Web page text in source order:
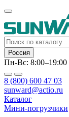
Россия
Пн-Вс: 8:00–19:00
8 (800) 600 47 03
sunward@actio.ru
Каталог
Мини-погрузчики